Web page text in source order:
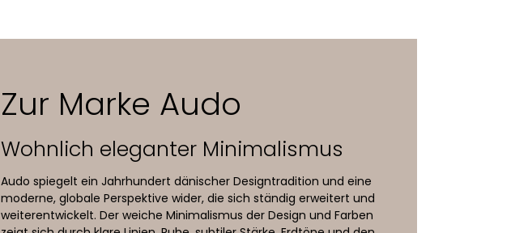
Zur Marke Audo
Wohnlich eleganter Minimalismus
Audo spiegelt ein Jahrhundert dänischer Designtradition und eine
moderne, globale Perspektive wider, die sich ständig erweitert und
weiterentwickelt. Der weiche Minimalismus der Design und Farben